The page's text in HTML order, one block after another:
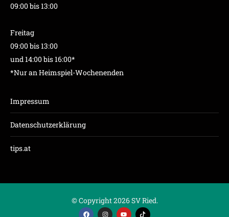
09:00 bis 13:00
Freitag
09:00 bis 13:00
und 14:00 bis 16:00*
*Nur an Heimspiel-Wochenenden
Impressum
Datenschutzerklärung
tips.at
© Copyright 2026 SV Ried.